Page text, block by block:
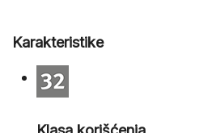
Karakteristike